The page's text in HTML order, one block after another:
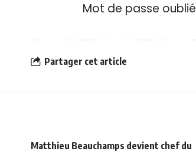
Mot de passe oublié
Partager cet article
Matthieu Beauchamps devient chef du